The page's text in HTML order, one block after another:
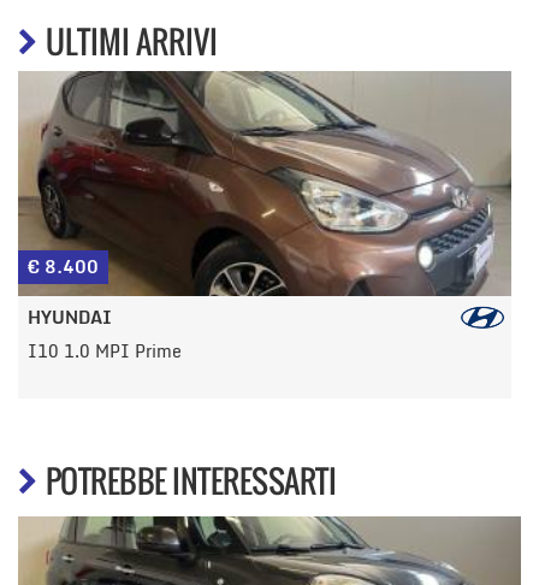
ULTIMI ARRIVI
€ 8.400
HYUNDAI
I10 1.0 MPI Prime
POTREBBE INTERESSARTI